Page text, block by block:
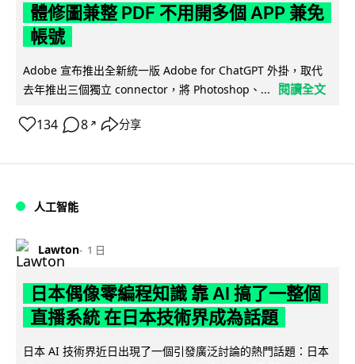
體修圖兼整 PDF 不用開多個 APP 兼免
帳號
Adobe 宣布推出全新統一版 Adobe for ChatGPT 外掛，取代
去年推出三個獨立 connector，將 Photoshop、...
閱讀全文
134 8 ↗ 分享
人工智能
Lawton 1 日
日本偶像零編程知識 靠 AI 搞了一整個
直播系統 在日本技術界成為話題
日本 AI 技術界近日出現了一個引發廣泛討論的熱門話題：日本